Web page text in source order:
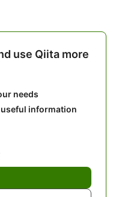
use Qiita more
needs
information